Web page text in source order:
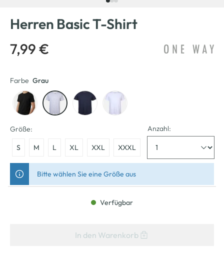
Herren Basic T-Shirt
7,99 €
Farbe Grau
Größe:
S M L XL XXL XXXL
Anzahl:
Bitte wählen Sie eine Größe aus
Verfügbar
In den Warenkorb